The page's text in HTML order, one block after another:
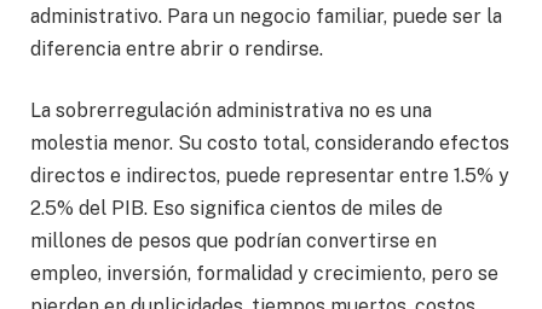
administrativo. Para un negocio familiar, puede ser la
diferencia entre abrir o rendirse.
La sobrerregulación administrativa no es una
molestia menor. Su costo total, considerando efectos
directos e indirectos, puede representar entre 1.5% y
2.5% del PIB. Eso significa cientos de miles de
millones de pesos que podrían convertirse en
empleo, inversión, formalidad y crecimiento, pero se